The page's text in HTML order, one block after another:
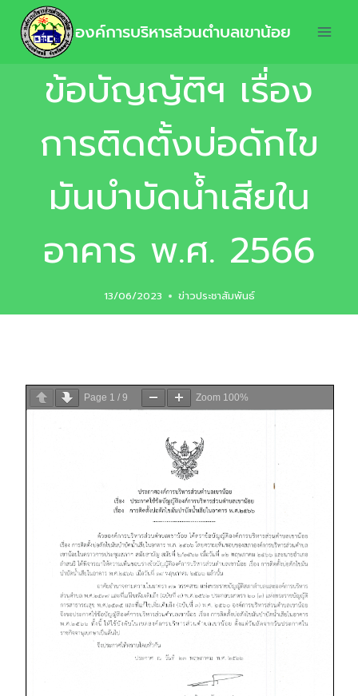
องค์การบริหารส่วนตำบลเขาน้อย
ข้อบัญญัติฯ เรื่อง
การติดตั้งบ่อดักไข
มันบำบัดน้ำเสียใน
อาคาร พ.ศ. 2566
13/06/2023 ข่าวประชาสัมพันธ์
Page 1 / 9 Zoom 100%